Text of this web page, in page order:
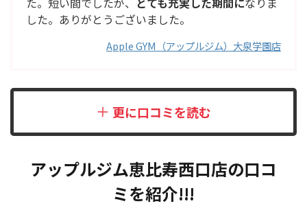
した。ありがとうございました。
Apple GYM（アップルジム）大泉学園店
更に口コミを読む
アップルジム恵比寿西口店の口コ
ミを紹介!!!